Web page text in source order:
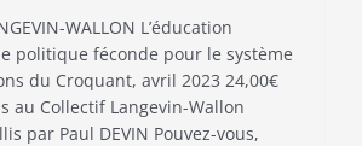
WALLON L’éducation
politique féconde pour le système
du Croquant, avril 2023 24,00€
au Collectif Langevin-Wallon
par Paul DEVIN Pouvez-vous,